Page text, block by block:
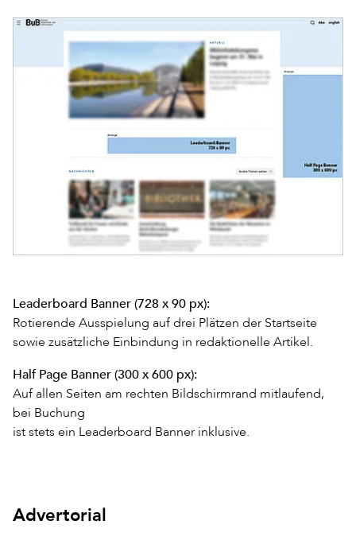
Leaderboard Banner (728 x 90 px):
Rotierende Ausspielung auf drei Plätzen der Startseite
sowie zusätzliche Einbindung in redaktionelle Artikel.
Half Page Banner (300 x 600 px):
Auf allen Seiten am rechten Bildschirmrand mitlaufend,
bei Buchung
ist stets ein Leaderboard Banner inklusive.
Advertorial